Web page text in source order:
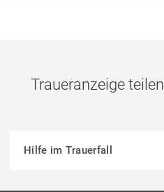
Traueranzeige teilen
Hilfe im Trauerfall